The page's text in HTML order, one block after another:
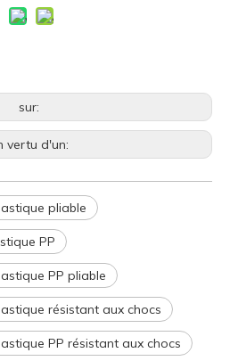
sur:
vertu d'un:
pliable
PP
PP pliable
résistant aux chocs
PP résistant aux chocs